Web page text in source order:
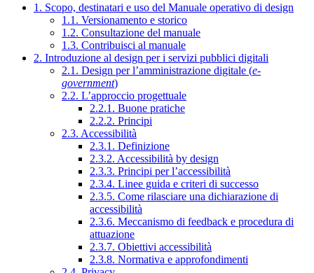
1. Scopo, destinatari e uso del Manuale operativo di design
1.1. Versionamento e storico
1.2. Consultazione del manuale
1.3. Contribuisci al manuale
2. Introduzione al design per i servizi pubblici digitali
2.1. Design per l’amministrazione digitale (e-
government)
2.2. L’approccio progettuale
2.2.1. Buone pratiche
2.2.2. Principi
2.3. Accessibilità
2.3.1. Definizione
2.3.2. Accessibilità by design
2.3.3. Principi per l’accessibilità
2.3.4. Linee guida e criteri di successo
2.3.5. Come rilasciare una dichiarazione di
accessibilità
2.3.6. Meccanismo di feedback e procedura di
attuazione
2.3.7. Obiettivi accessibilità
2.3.8. Normativa e approfondimenti